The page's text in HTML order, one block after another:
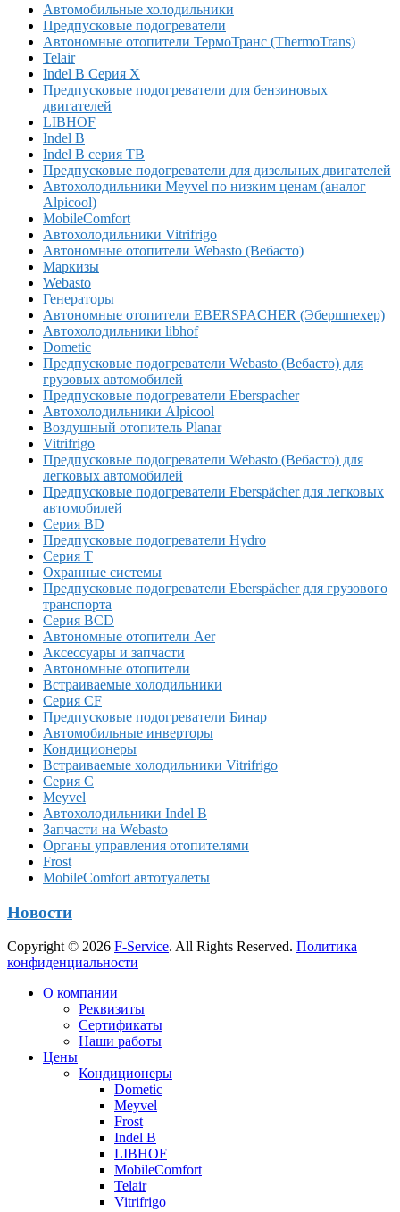
Автомобильные холодильники
Предпусковые подогреватели
Автономные отопители ТермоТранс (ThermoTrans)
Telair
Indel B Серия X
Предпусковые подогреватели для бензиновых
двигателей
LIBHOF
Indel B
Indel B серия TB
Предпусковые подогреватели для дизельных двигателей
Автохолодильники Meyvel по низким ценам (аналог
Alpicool)
MobileComfort
Автохолодильники Vitrifrigo
Автономные отопители Webasto (Вебасто)
Маркизы
Webasto
Генераторы
Автономные отопители EBERSPACHER (Эбершпехер)
Автохолодильники libhof
Dometic
Предпусковые подогреватели Webasto (Вебасто) для
грузовых автомобилей
Предпусковые подогреватели Eberspacher
Автохолодильники Alpicool
Воздушный отопитель Planar
Vitrifrigo
Предпусковые подогреватели Webasto (Вебасто) для
легковых автомобилей
Предпусковые подогреватели Eberspächer для легковых
автомобилей
Серия BD
Предпусковые подогреватели Hydro
Серия T
Охранные системы
Предпусковые подогреватели Eberspächer для грузового
транспорта
Серия BCD
Автономные отопители Аer
Аксессуары и запчасти
Автономные отопители
Встраиваемые холодильники
Серия CF
Предпусковые подогреватели Бинар
Автомобильные инверторы
Кондиционеры
Встраиваемые холодильники Vitrifrigo
Серия C
Meyvel
Автохолодильники Indel B
Запчасти на Webasto
Органы управления отопителями
Frost
MobileComfort автотуалеты
Новости
Copyright © 2026 F-Service. All Rights Reserved. Политика
конфиденциальности
вверх
О компании
Реквизиты
Сертификаты
Наши работы
Цены
Кондиционеры
Dometic
Meyvel
Frost
Indel B
LIBHOF
MobileComfort
Telair
Vitrifrigo